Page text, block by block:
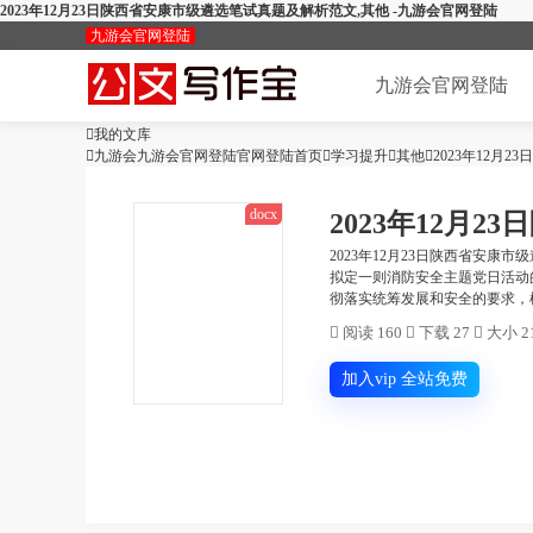
2023年12月23日陕西省安康市级遴选笔试真题及解析范文,其他 -九游会官网登陆
九游会官网登陆
九游会官网登陆
加入会员
我的文库
九游会九游会官网登陆官网登陆首页学习提升其他2023年12月23
docx 2023年12月23
2023年12月23日陕西省安康市
拟定一则消防安全主题党日活
彻落实统筹发展和安全的要求
 阅读 160  下载 27  大小
加入vip 全站免费